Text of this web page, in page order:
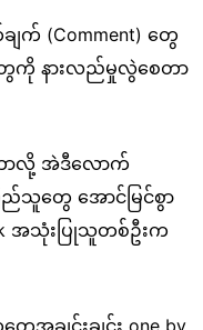
က် (Comment) တွေ
ကို နားလည်မှုလွဲစေတာ
ဘာလို့ အဲဒီလောက်
သူတွေ အောင်မြင်စွာ
အသုံးပြုသူတစ်ဦးက
အချင်းချင်း one by